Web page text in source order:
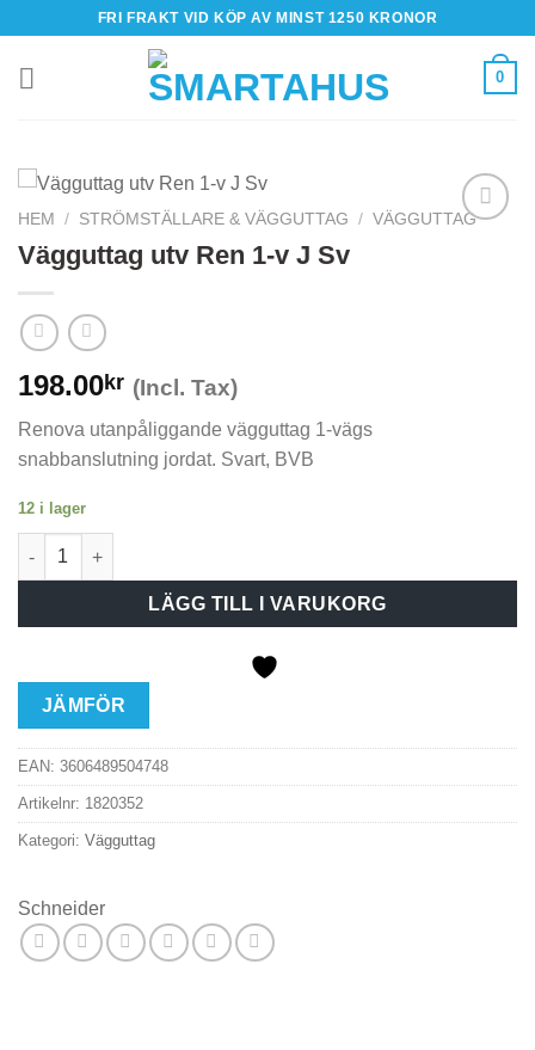
content
FRI FRAKT VID KÖP AV MINST 1250 KRONOR
0
HEM / STRÖMSTÄLLARE & VÄGGUTTAG / VÄGGUTTAG
Vägguttag utv Ren 1-v J Sv
198.00kr (Incl. Tax)
Renova utanpåliggande vägguttag 1-vägs
snabbanslutning jordat. Svart, BVB
12 i lager
Vägguttag utv Ren 1-v J Sv mängd
LÄGG TILL I VARUKORG
JÄMFÖR
EAN: 3606489504748
Artikelnr: 1820352
Kategori: Vägguttag
Schneider